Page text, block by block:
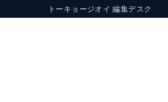
トーキョージオイ 編集デスク